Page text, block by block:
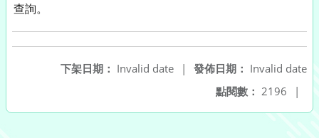
查詢。
發佈日期： Invalid date
下架日期： Invalid date
|
點閱數： 2196 |